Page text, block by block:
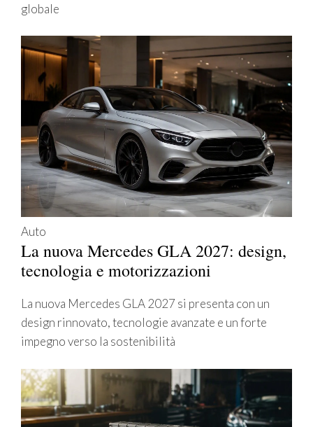
globale
Auto
La nuova Mercedes GLA 2027: design,
tecnologia e motorizzazioni
La nuova Mercedes GLA 2027 si presenta con un
design rinnovato, tecnologie avanzate e un forte
impegno verso la sostenibilità